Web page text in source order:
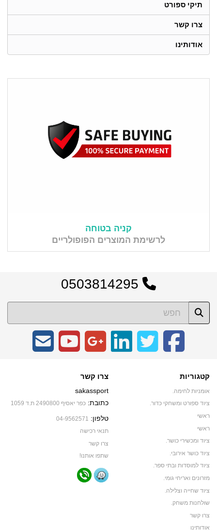
תיקי ספורט
צרו קשר
אודותינו
קניה בטוחה
לרשימת המוצרים הפופולריים
קטגוריות
אומניות לחימה.
ציוד ספורט ומשחקי כדור.
ראשי
ראשי
ציוד ומכשירי כושר.
ציוד כושר אירובי.
ציוד למוסדות ובתי ספר.
מזרונים ואריחי גומי.
ציוד שחייה וצלילה.
שולחנות משחק.
צרו קשר
אודותינו
צרו קשר
sakassport
כתובת: כפר יאסיף 2490800 ת.ד 1059
טלפון: 04-9562571
תנאי רכישה
צרו קשר
שתפו אותנו!